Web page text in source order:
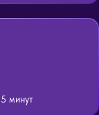
минут